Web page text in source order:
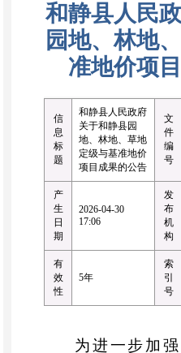
和静县人民
园地、林地
准地价项
信
息
标
题
和静县人民政府
关于和静县园
地、林地、草地
定级与基准地价
项目成果的公告
文
件
编
号
产
生
日
期
2026-04-30
17:06
发
布
机
构
有
效
性
5年
索
引
号
为进一步加